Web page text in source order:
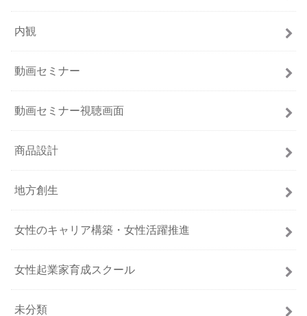
内観
動画セミナー
動画セミナー視聴画面
商品設計
地方創生
女性のキャリア構築・女性活躍推進
女性起業家育成スクール
未分類